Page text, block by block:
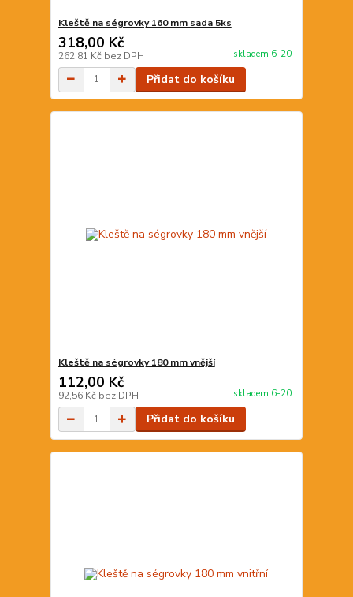
Kleště na ségrovky 160 mm sada 5ks
318,00 Kč
262,81 Kč bez DPH skladem 6-20
Přidat do košíku
Kleště na ségrovky 180 mm vnější
112,00 Kč
92,56 Kč bez DPH skladem 6-20
Přidat do košíku